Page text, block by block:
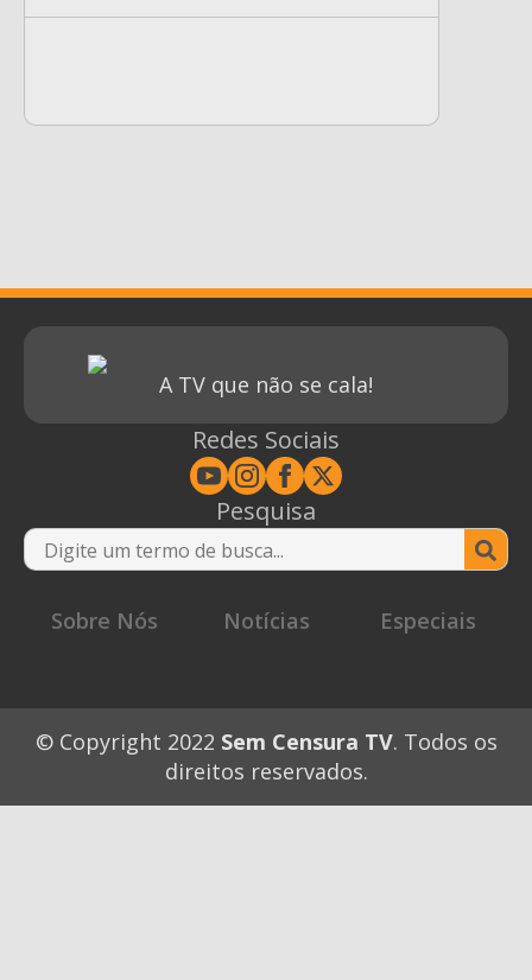
A TV que não se cala!
Redes Sociais
Pesquisa
Sobre Nós
Notícias Especiais
© Copyright 2022 Sem Censura TV. Todos os
direitos reservados.